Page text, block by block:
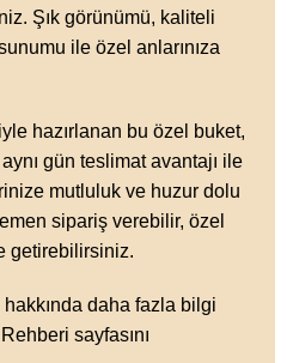
Şık görünümü, kaliteli
ile özel anlarınıza
hazırlanan bu özel buket,
gün teslimat avantajı ile
mutluluk ve huzur dolu
sipariş verebilir, özel
getirebilirsiniz.
hakkında daha fazla bilgi
Rehberi sayfasını